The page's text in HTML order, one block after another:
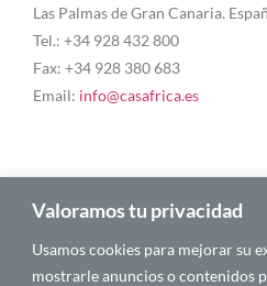
Valoramos tu privacidad
Usamos cookies para mejorar su
mostrarle anuncios o contenidos
Las Palmas de Gran Canaria.
Tel.: +34 928 432 800
Fax: +34 928 380 683
Email: info@casafrica.es
Blog
Quiénes somos